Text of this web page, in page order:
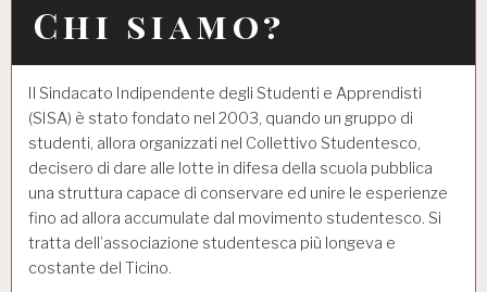
Chi siamo?
Il Sindacato Indipendente degli Studenti e Apprendisti
(SISA) è stato fondato nel 2003, quando un gruppo di
studenti, allora organizzati nel Collettivo Studentesco,
decisero di dare alle lotte in difesa della scuola pubblica
una struttura capace di conservare ed unire le esperienze
fino ad allora accumulate dal movimento studentesco. Si
tratta dell’associazione studentesca più longeva e
costante del Ticino.